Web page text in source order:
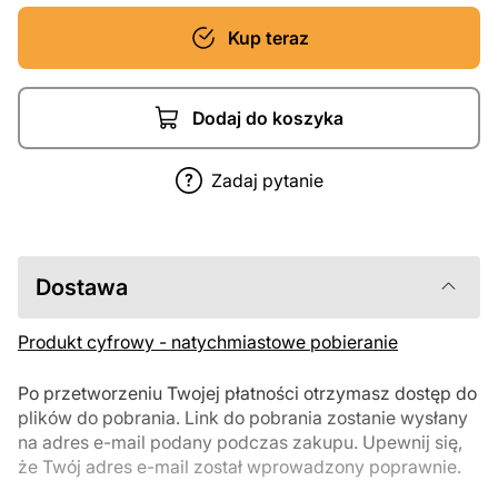
Kup teraz
Dodaj do koszyka
Zadaj pytanie
Dostawa
Produkt cyfrowy - natychmiastowe pobieranie
Po przetworzeniu Twojej płatności otrzymasz dostęp do
plików do pobrania. Link do pobrania zostanie wysłany
na adres e-mail podany podczas zakupu. Upewnij się,
że Twój adres e-mail został wprowadzony poprawnie.